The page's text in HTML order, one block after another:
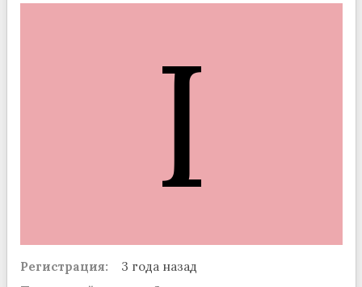
I
Регистрация:
3 года назад